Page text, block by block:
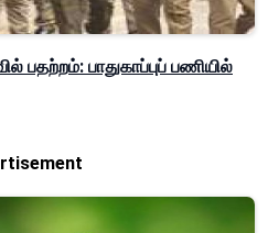
பதற்றம்: பாதுகாப்புப் பணியில்